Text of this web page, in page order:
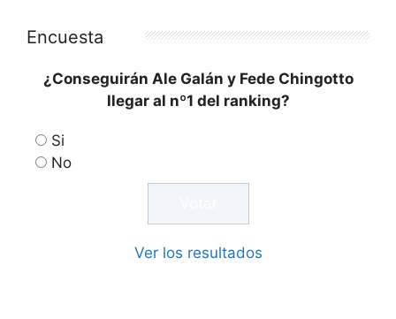
Encuesta
¿Conseguirán Ale Galán y Fede Chingotto
llegar al nº1 del ranking?
Si
No
Ver los resultados